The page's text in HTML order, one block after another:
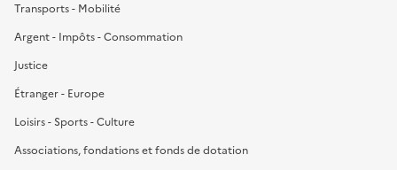
Transports - Mobilité
Argent - Impôts - Consommation
Justice
Étranger - Europe
Loisirs - Sports - Culture
Associations, fondations et fonds de dotation